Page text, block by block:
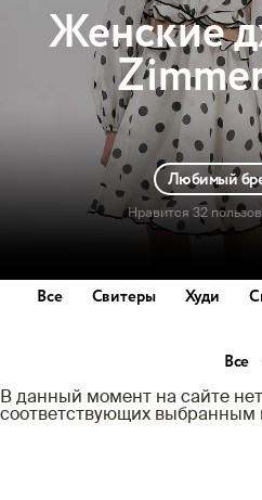
Женские
Любимый
Нравится 32
Все Свитеры Худи
Все
В данный момент на сайте
соответствующих выбранным